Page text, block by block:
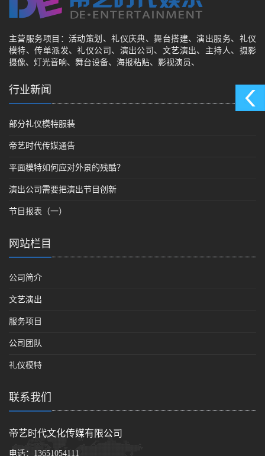
主营服务项目：活动策划、礼仪庆典、舞台搭建、演出服务、礼仪
模特、传单派发、礼仪公司、演出公司、文艺演出、主持人、摄影
摄像、灯光音响、舞台设备、海报粘贴、影视演员、
行业新闻
部分礼仪模特服装
帝艺时代传媒通告
平面模特如何应对外景的残酷？
演出公司需要把演出节目创新
节目报表（一）
网站栏目
公司简介
文艺演出
服务项目
公司团队
礼仪模特
联系我们
帝艺时代文化传媒有限公司
电话： 13651054111